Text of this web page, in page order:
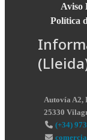
Aviso
Política
Autovía A2,
25330
(+34)